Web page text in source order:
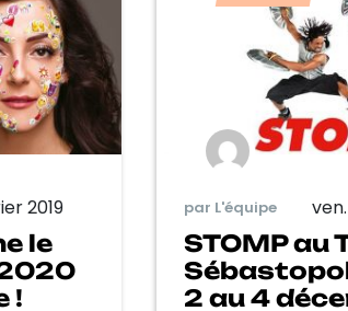
2019
le
!
par L'équipe
STOMP au
2 au 4